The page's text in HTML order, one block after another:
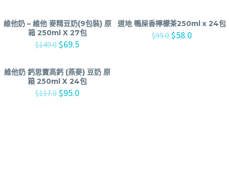
維他奶 – 維他 麥精豆奶(9包裝) 原
箱 250ml X 27包
$149.0 $69.5
道地 鴨屎香檸檬茶250ml x 24包
$99.0 $58.0
維他奶 鈣思寶高鈣 (燕麥) 豆奶 原
箱 250ml X 24包
$117.0 $95.0